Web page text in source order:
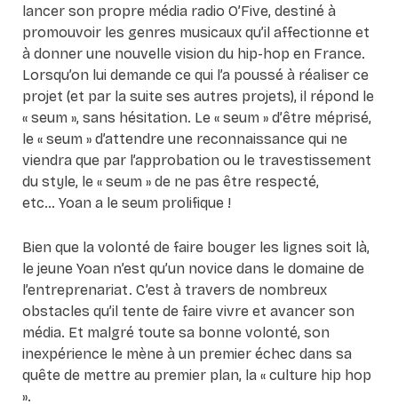
lancer son propre média radio O’Five, destiné à
promouvoir les genres musicaux qu’il affectionne et
à donner une nouvelle vision du hip-hop en France.
Lorsqu’on lui demande ce qui l’a poussé à réaliser ce
projet (et par la suite ses autres projets), il répond le
« seum », sans hésitation. Le « seum » d’être méprisé,
le « seum » d’attendre une reconnaissance qui ne
viendra que par l’approbation ou le travestissement
du style, le « seum » de ne pas être respecté,
etc… Yoan a le seum prolifique !
Bien que la volonté de faire bouger les lignes soit là,
le jeune Yoan n’est qu’un novice dans le domaine de
l’entreprenariat. C’est à travers de nombreux
obstacles qu’il tente de faire vivre et avancer son
média. Et malgré toute sa bonne volonté, son
inexpérience le mène à un premier échec dans sa
quête de mettre au premier plan, la « culture hip hop
».